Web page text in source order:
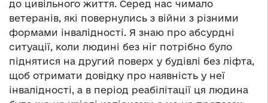
до цивільного життя. Серед нас чимало
ветеранів, які повернулись з війни з різними
формами інвалідності. Я знаю про абсурдні
ситуації, коли людині без ніг потрібно було
піднятися на другий поверх у будівлі без ліфта,
щоб отримати довідку про наявність у неї
інвалідності, а в період реабілітації ця людина